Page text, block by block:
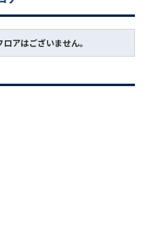
アはございません。